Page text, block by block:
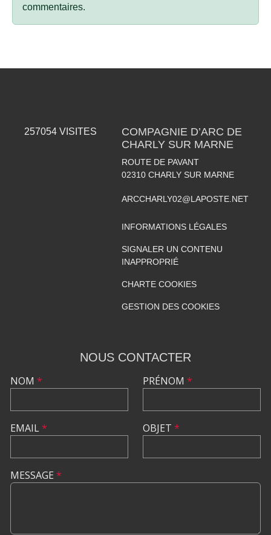
commentaires.
257054 VISITES
COMPAGNIE D’ARC DE
CHARLY SUR MARNE
ROUTE DE PAVANT
02310 CHARLY SUR MARNE
ARCCHARLY02@LAPOSTE.NET
INFORMATIONS LÉGALES
SIGNALER UN CONTENU
INAPPROPRIÉ
CHARTE COOKIES
GESTION DES COOKIES
NOUS CONTACTER
NOM *
EMAIL*
PRÉNOM *
OBJET *
MESSAGE *